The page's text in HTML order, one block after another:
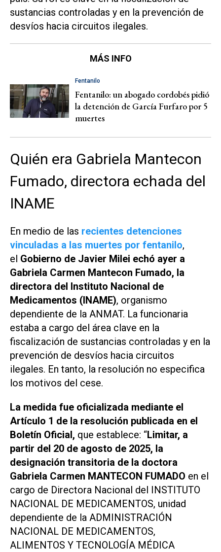
sustancias controladas y en la prevención de
desvíos hacia circuitos ilegales.
MÁS INFO
Fentanilo
Fentanilo: un abogado cordobés pidió
la detención de García Furfaro por 5
muertes
Quién era Gabriela Mantecon
Fumado, directora echada del
INAME
En medio de las recientes detenciones
vinculadas a las muertes por fentanilo,
el Gobierno de Javier Milei echó ayer a
Gabriela Carmen Mantecon Fumado, la
directora del Instituto Nacional de
Medicamentos (INAME), organismo
dependiente de la ANMAT. La funcionaria
estaba a cargo del área clave en la
fiscalización de sustancias controladas y en la
prevención de desvíos hacia circuitos
ilegales. En tanto, la resolución no especifica
los motivos del cese.
La medida fue oficializada mediante el
Artículo 1 de la resolución publicada en el
Boletín Oficial, que establece: “Limitar, a
partir del 20 de agosto de 2025, la
designación transitoria de la doctora
Gabriela Carmen MANTECON FUMADO en el
cargo de Directora Nacional del INSTITUTO
NACIONAL DE MEDICAMENTOS, unidad
dependiente de la ADMINISTRACIÓN
NACIONAL DE MEDICAMENTOS,
ALIMENTOS Y TECNOLOGÍA MÉDICA